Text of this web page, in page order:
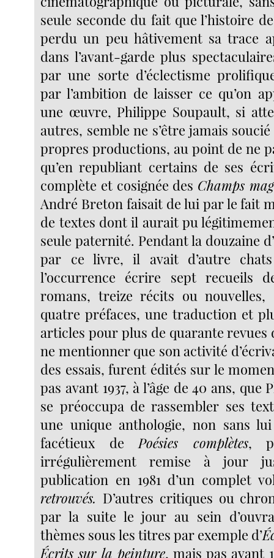
seule seconde du fait que l’histoire
perdu un peu hâtivement sa trace
dans l’avant-garde plus
par une sorte d’éclectisme
par l’ambition de laisser ce qu’on
une œuvre, Philippe Soupault, si
autres, semble ne s’être jamais
propres productions, au point de ne
qu’en republiant certains de ses
complète et cosignée des Champs
André Breton faisait de lui par le fait
de textes dont il aurait pu
seule paternité. Pendant la douzaine
par ce livre, il avait d’autre
l’occurrence écrire sept recueils
romans, treize récits ou nouvelles,
quatre préfaces, une traduction et
articles pour plus de quarante
ne mentionner que son activité
des essais, furent édités sur le
pas avant 1937, à l’âge de 40 ans,
se préoccupa de rassembler ses
une unique anthologie, non sans
facétieux de Poésies complètes,
irrégulièrement remise à jour
publication en 1981 d’un complet
retrouvés. D’autres critiques ou
par la suite le jour au sein
thèmes sous les titres par exemple d’
Écrits sur la peinture, mais pas avant